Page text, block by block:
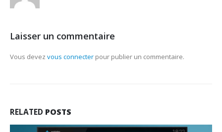
Laisser un commentaire
Vous devez vous connecter pour publier un commentaire.
RELATED POSTS